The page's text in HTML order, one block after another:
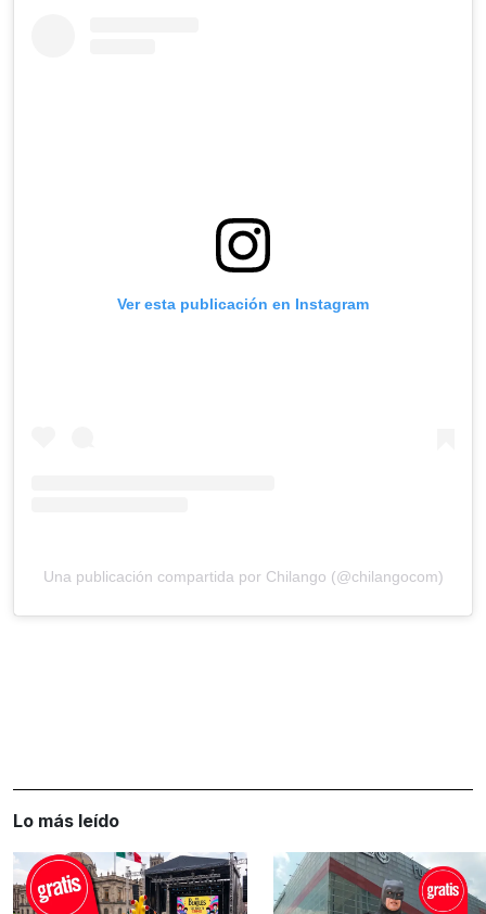
Ver esta publicación en Instagram
Una publicación compartida por Chilango (@chilangocom)
Lo más leído